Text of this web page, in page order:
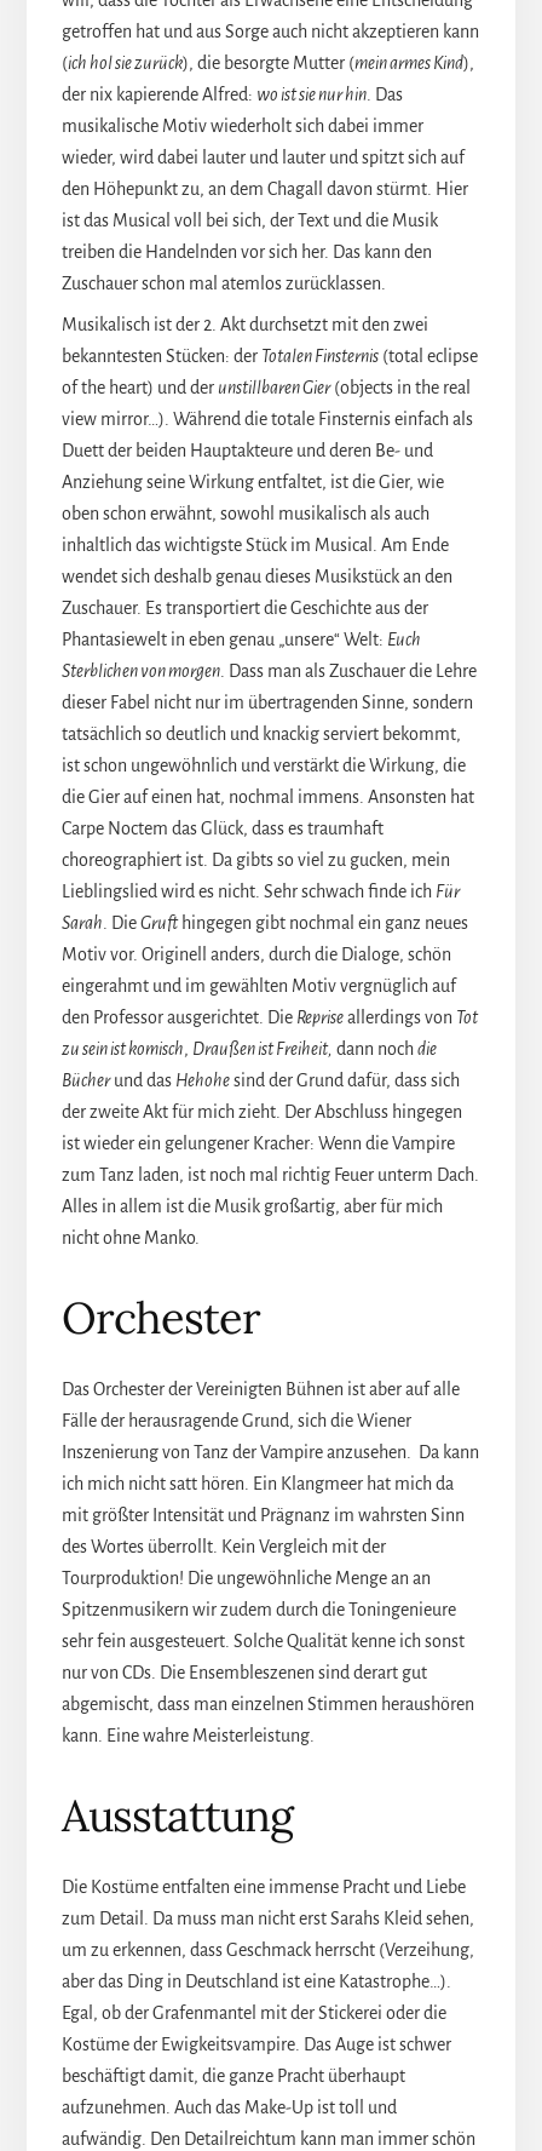
getroffen hat und aus Sorge auch nicht akzeptieren kann
(ich hol sie zurück), die besorgte Mutter (mein armes Kind),
der nix kapierende Alfred: wo ist sie nur hin. Das
musikalische Motiv wiederholt sich dabei immer
wieder, wird dabei lauter und lauter und spitzt sich auf
den Höhepunkt zu, an dem Chagall davon stürmt. Hier
ist das Musical voll bei sich, der Text und die Musik
treiben die Handelnden vor sich her. Das kann den
Zuschauer schon mal atemlos zurücklassen.
Musikalisch ist der 2. Akt durchsetzt mit den zwei
bekanntesten Stücken: der Totalen Finsternis(total eclipse
of the heart) und der unstillbaren Gier(objects in the real
view mirror…). Während die totale Finsternis einfach als
Duett der beiden Hauptakteure und deren Be- und
Anziehung seine Wirkung entfaltet, ist die Gier, wie
oben schon erwähnt, sowohl musikalisch als auch
inhaltlich das wichtigste Stück im Musical. Am Ende
wendet sich deshalb genau dieses Musikstück an den
Zuschauer. Es transportiert die Geschichte aus der
Phantasiewelt in eben genau „unsere“ Welt: Euch
Sterblichen von morgen. Dass man als Zuschauer die Lehre
dieser Fabel nicht nur im übertragenden Sinne, sondern
tatsächlich so deutlich und knackig serviert bekommt,
ist schon ungewöhnlich und verstärkt die Wirkung, die
die Gier auf einen hat, nochmal immens. Ansonsten hat
Carpe Noctem das Glück, dass es traumhaft
choreographiert ist. Da gibts so viel zu gucken, mein
Lieblingslied wird es nicht. Sehr schwach finde ich Für
Sarah . DieGrufthingegen gibt nochmal ein ganz neues
Motiv vor. Originell anders, durch die Dialoge, schön
eingerahmt und im gewählten Motiv vergnüglich auf
den Professor ausgerichtet. Die Repriseallerdings von Tot
zu sein ist komisch, Draußen ist Freiheit, dann nochdie
Bücherund das Hehohesind der Grund dafür, dass sich
der zweite Akt für mich zieht. Der Abschluss hingegen
ist wieder ein gelungener Kracher: Wenn die Vampire
zum Tanz laden, ist noch mal richtig Feuer unterm Dach.
Alles in allem ist die Musik großartig, aber für mich
nicht ohne Manko.
Orchester
Das Orchester der Vereinigten Bühnen ist aber auf alle
Fälle der herausragende Grund, sich die Wiener
Inszenierung von Tanz der Vampire anzusehen. Da kann
ich mich nicht satt hören. Ein Klangmeer hat mich da
mit größter Intensität und Prägnanz im wahrsten Sinn
des Wortes überrollt. Kein Vergleich mit der
Tourproduktion! Die ungewöhnliche Menge an an
Spitzenmusikern wir zudem durch die Toningenieure
sehr fein ausgesteuert. Solche Qualität kenne ich sonst
nur von CDs. Die Ensembleszenen sind derart gut
abgemischt, dass man einzelnen Stimmen heraushören
kann. Eine wahre Meisterleistung.
Ausstattung
Die Kostüme entfalten eine immense Pracht und Liebe
zum Detail. Da muss man nicht erst Sarahs Kleid sehen,
um zu erkennen, dass Geschmack herrscht (Verzeihung,
aber das Ding in Deutschland ist eine Katastrophe…).
Egal, ob der Grafenmantel mit der Stickerei oder die
Kostüme der Ewigkeitsvampire. Das Auge ist schwer
beschäftigt damit, die ganze Pracht überhaupt
aufzunehmen. Auch das Make-Up ist toll und
aufwändig. Den Detailreichtum kann man immer schön